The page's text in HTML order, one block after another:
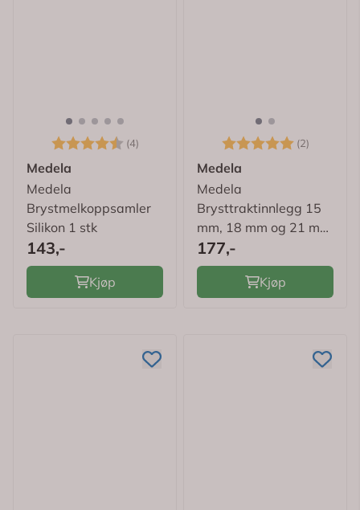
Karakter: (4)
4.8 av 5 mulige
Medela
Medela
Brystmelkoppsamler
Silikon 1 stk
143,-
Kjøp
Karakter: (2)
Medela
Medela
Brysttraktinnlegg 15
mm, 18 mm og 21 mm
1 sett
177,-
Kjøp